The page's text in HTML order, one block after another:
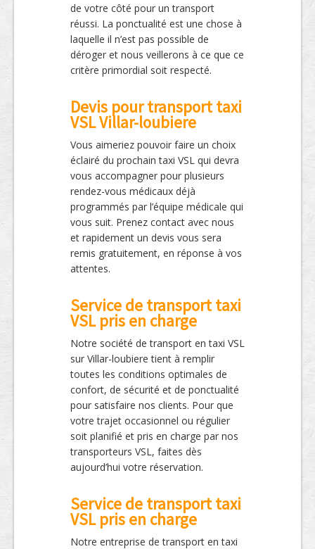
de votre côté pour un transport
réussi. La ponctualité est une chose à
laquelle il n’est pas possible de
déroger et nous veillerons à ce que ce
critère primordial soit respecté.
Devis pour transport taxi
VSL Villar-loubiere
Vous aimeriez pouvoir faire un choix
éclairé du prochain taxi VSL qui devra
vous accompagner pour plusieurs
rendez-vous médicaux déjà
programmés par l’équipe médicale qui
vous suit. Prenez contact avec nous
et rapidement un devis vous sera
remis gratuitement, en réponse à vos
attentes.
Service de transport taxi
VSL pris en charge
Notre société de transport en taxi VSL
sur Villar-loubiere tient à remplir
toutes les conditions optimales de
confort, de sécurité et de ponctualité
pour satisfaire nos clients. Pour que
votre trajet occasionnel ou régulier
soit planifié et pris en charge par nos
transporteurs VSL, faites dès
aujourd’hui votre réservation.
Service de transport taxi
VSL pris en charge
Notre entreprise de transport en taxi